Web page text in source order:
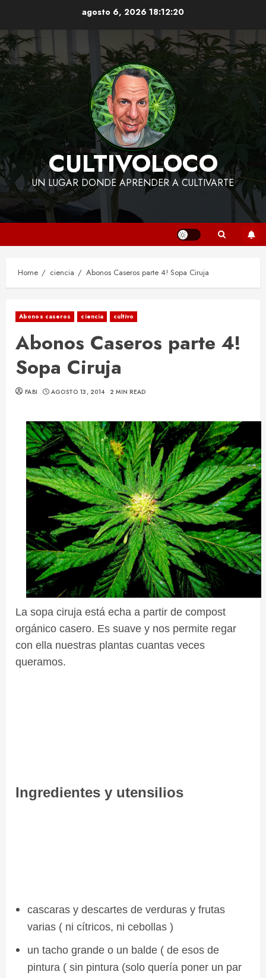
content
agosto 6, 202618:12:21
CULTIVOLOCO
UN LUGAR DONDE APRENDER A CULTIVARTE
Home ciencia Abonos Caseros parte 4! Sopa Ciruja
Abonos caseros ciencia cultivo
Abonos Caseros parte 4!
Sopa Ciruja
FABI AGOSTO 13, 2014 2 MIN READ
La sopa ciruja está echa a partir de compost
orgánico casero. Es suave y nos permite regar
con ella nuestras plantas cuantas veces
queramos.
Ingredientes y utensilios
cascaras y descartes de verduras y frutas
varias ( ni cítricos, ni cebollas )
un tacho grande o un balde ( de esos de
pintura ( sin pintura (solo quería poner un par